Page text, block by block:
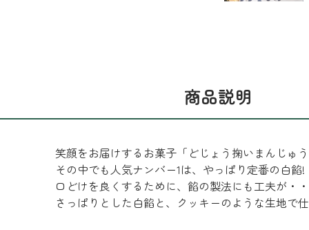
商品説明
笑顔をお届けするお菓子「どじょう掬いまんじゅ
その中でも人気ナンバー1は、やっぱり定番の白餡!
口どけを良くするために、餡の製法にも工夫が・
さっぱりとした白餡と、クッキーのような生地で